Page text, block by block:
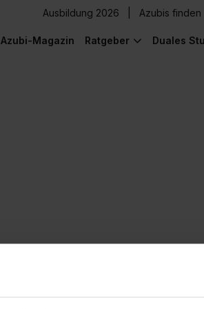
Ausbildung 2026 Azubis finden
Azubi-Magazin Ratgeber Duales